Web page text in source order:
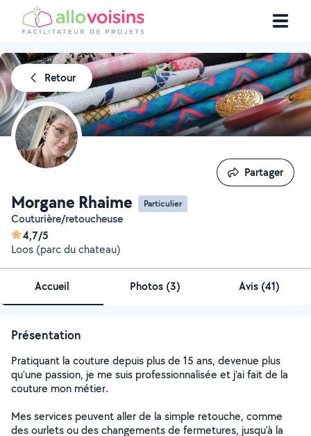
Retour
Morgane Rhaime Particulier
Couturière/retoucheuse
4,7/5
Loos (parc du chateau)
Partager
Partager
Accueil Photos (3) Avis (41)
Présentation
Pratiquant la couture depuis plus de 15 ans, devenue plus
qu'une passion, je me suis professionnalisée et j'ai fait de la
couture mon métier.
Mes services peuvent aller de la simple retouche, comme
des ourlets ou des changements de fermetures, jusqu'à la